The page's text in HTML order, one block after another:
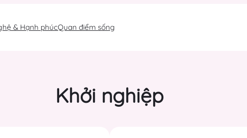
& Hạnh phúcQuan điểm sống
Khởi nghiệp